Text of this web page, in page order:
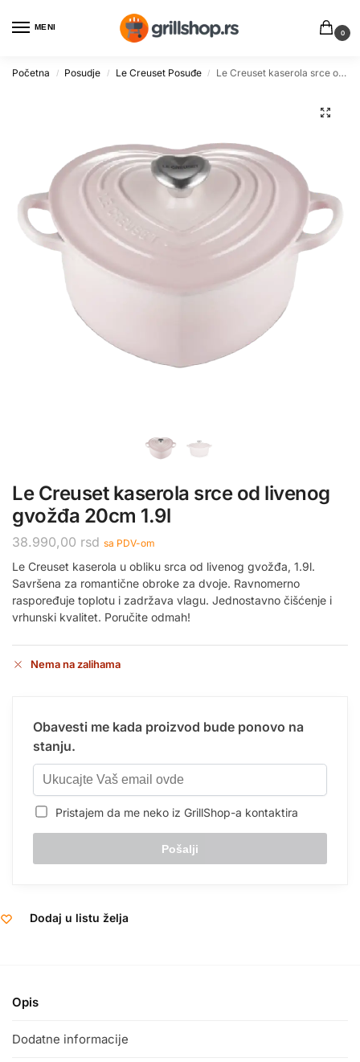
MENI
0
Početna / Posudje / Le Creuset Posuđe / Le Creuset kaserola srce od livenog gvožđa 20cm 1.9l
Le Creuset kaserola srce od livenog
gvožđa 20cm 1.9l
38.990,00 rsd sa PDV-om
Le Creuset kaserola u obliku srca od livenog gvožđa, 1.9l.
Savršena za romantične obroke za dvoje. Ravnomerno
raspoređuje toplotu i zadržava vlagu. Jednostavno čišćenje i
vrhunski kvalitet. Poručite odmah!
Nema na zalihama
Obavesti me kada proizvod bude ponovo na
stanju.
Pristajem da me neko iz GrillShop-a kontaktira
Dodaj u listu želja
Opis
Dodatne informacije